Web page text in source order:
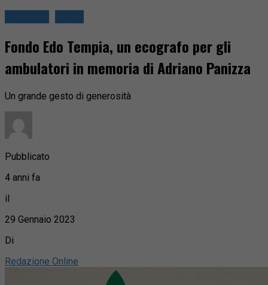
Fondo Edo Tempia, un ecografo per gli
ambulatori in memoria di Adriano Panizza
Un grande gesto di generosità
Pubblicato
4 anni fa
il
29 Gennaio 2023
Di
Redazione Online